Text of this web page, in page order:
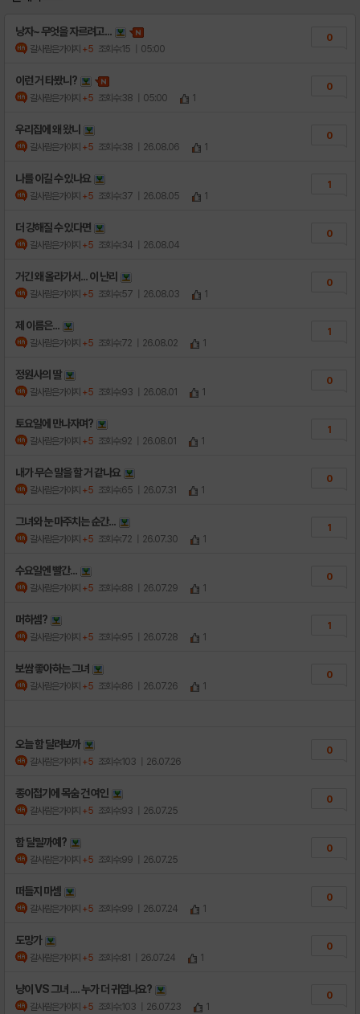
낭자~ 무엇을 자르려고...
갈사람은가야지 +5 조회수:15 | 05:00
0
이런 거 타봤니?
갈사람은가야지 +5 조회수:38 | 05:00 1
0
우리집에 왜 왔니
갈사람은가야지 +5 조회수:38 | 26.08.06 1
0
나를 이길 수 있나요
갈사람은가야지 +5 조회수:37 | 26.08.05 1
1
더 강해질 수 있다면
갈사람은가야지 +5 조회수:34 | 26.08.04
0
거긴 왜 올라가서... 이 난리
갈사람은가야지 +5 조회수:57 | 26.08.03 1
0
제 이름은...
갈사람은가야지 +5 조회수:72 | 26.08.02 1
1
정원사의 딸
갈사람은가야지 +5 조회수:93 | 26.08.01 1
0
토요일에 만나자며?
갈사람은가야지 +5 조회수:92 | 26.08.01 1
1
내가 무슨 말을 할 거 같나요
갈사람은가야지 +5 조회수:65 | 26.07.31 1
0
그녀와 눈 마주치는 순간...
갈사람은가야지 +5 조회수:72 | 26.07.30 1
1
수요일엔 빨간...
갈사람은가야지 +5 조회수:88 | 26.07.29 1
0
머하셈?
갈사람은가야지 +5 조회수:95 | 26.07.28 1
1
보쌈 좋아하는 그녀
갈사람은가야지 +5 조회수:86 | 26.07.26 1
0
오늘 함 달려보까
갈사람은가야지 +5 조회수:103 | 26.07.26
0
종이접기에 목숨 건 여인
갈사람은가야지 +5 조회수:93 | 26.07.25
0
함 달릴까예?
갈사람은가야지 +5 조회수:99 | 26.07.25
0
떠들지 마셈
갈사람은가야지 +5 조회수:99 | 26.07.24 1
0
도망가
갈사람은가야지 +5 조회수:81 | 26.07.24 1
0
냥이 VS 그녀 .... 누가 더 귀엽나요?
갈사람은가야지 +5 조회수:103 | 26.07.23 1
0